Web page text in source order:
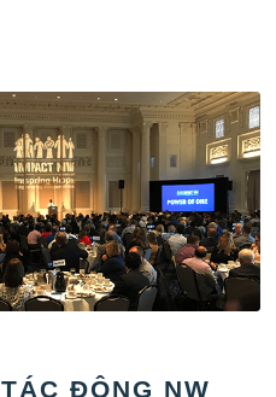
TÁC ĐỘNG NW